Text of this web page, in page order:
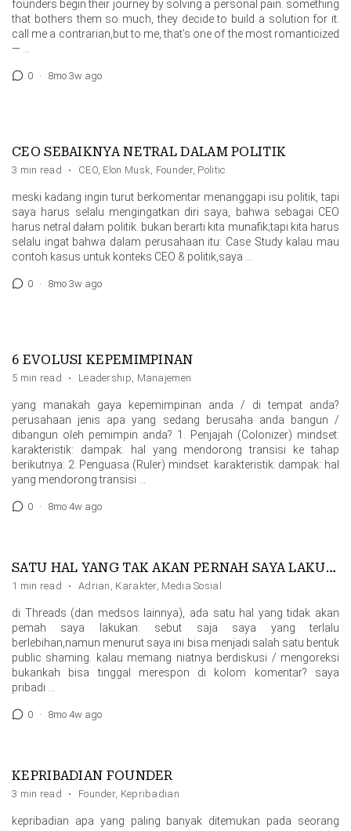
founders begin their journey by solving a personal pain. something
that bothers them so much, they decide to build a solution for it.
call me a contrarian,but to me, that’s one of the most romanticized
— …
0 · 8mo 3w ago
CEO SEBAIKNYA NETRAL DALAM POLITIK
3 min read · CEO, Elon Musk, Founder, Politic
meski kadang ingin turut berkomentar menanggapi isu politik, tapi
saya harus selalu mengingatkan diri saya, bahwa sebagai CEO
harus netral dałam politik. bukan berarti kita munafik;tapi kita harus
selalu ingat bahwa dalam perusahaan itu: Case Study kalau mau
contoh kasus untuk konteks CEO & politik,saya …
0 · 8mo 3w ago
6 EVOLUSI KEPEMIMPINAN
5 min read · Leadership, Manajemen
yang manakah gaya kepemimpinan anda / di tempat anda?
perusahaan jenis apa yang sedang berusaha anda bangun /
dibangun oleh pemimpin anda? 1. Penjajah (Colonizer) mindset:
karakteristik: dampak: hal yang mendorong transisi ke tahap
berikutnya: 2. Penguasa (Ruler) mindset: karakteristik: dampak: hal
yang mendorong transisi …
0 · 8mo 4w ago
SATU HAL YANG TAK AKAN PERNAH SAYA LAKUKAN DI MEDSOS
1 min read · Adrian , Karakter, Media Sosial
di Threads (dan medsos lainnya), ada satu hal yang tidak akan
pemah saya lakukan: sebut saja saya yang terlalu
berlebihan,namun menurut saya ini bisa menjadi salah satu bentuk
public shaming. kalau memang niatnya berdiskusi / mengoreksi
bukankah bisa tinggal merespon di kolom komentar? saya
pribadi …
0 · 8mo 4w ago
KEPRIBADIAN FOUNDER
3 min read · Founder, Kepribadian
kepribadian apa yang paling banyak ditemukan pada seorang